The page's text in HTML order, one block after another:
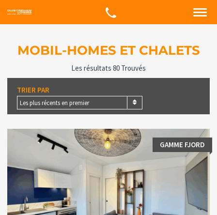
MOBIL-HOMES ET CHALETS
Les résultats 80 Trouvés
TRIER PAR
Les plus récents en premier
GAMME FJORD